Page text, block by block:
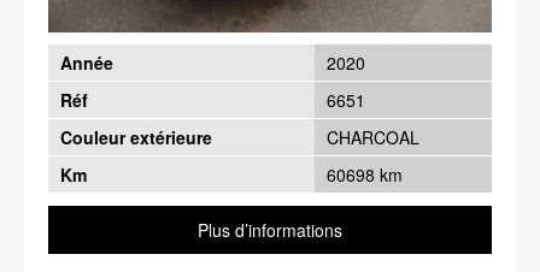
Année
2020
Réf
6651
Couleur extérieure
CHARCOAL
Km
60698 km
Plus d’informations